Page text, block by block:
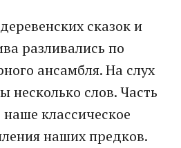
сказок и
разливались по
ансамбля. На слух
несколько слов. Часть
классическое
наших предков.